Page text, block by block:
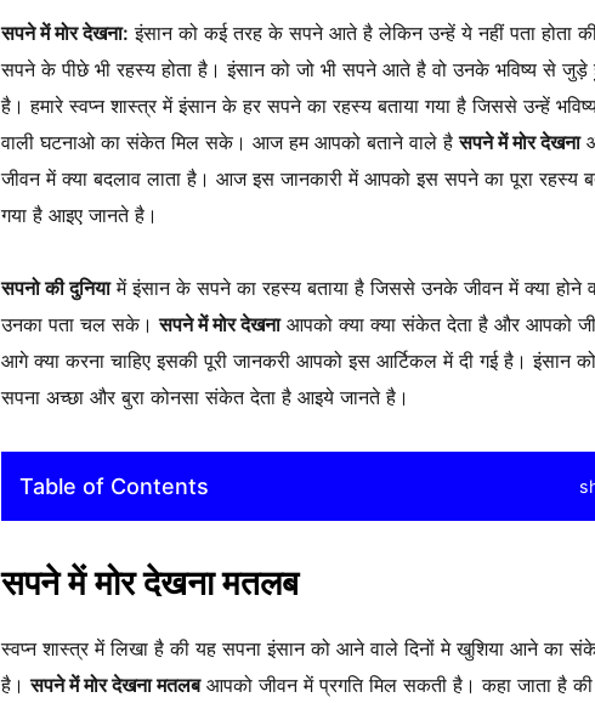
सपने में मोर देखना: इंसान को कई तरह के सपने आते है लेकिन उन्हें ये नहीं पता होता
सपने के पीछे भी रहस्य होता है। इंसान को जो भी सपने आते है वो उनके भविष्य से जुड़े
है। हमारे स्वप्न शास्त्र में इंसान के हर सपने का रहस्य बताया गया है जिससे उन्हें
वाली घटनाओ का संकेत मिल सके। आज हम आपको बताने वाले हैसपने में मोर देखना
जीवन में क्या बदलाव लाता है। आज इस जानकारी में आपको इस सपने का पूरा रहस्य
गया है आइए जानते है।
सपनो की दुनियामें इंसान के सपने का रहस्य बताया है जिससे उनके जीवन में क्या होने
उनका पता चल सके।सपने में मोर देखनाआपको क्या क्या संकेत देता है और आपको
आगे क्या करना चाहिए इसकी पूरी जानकरी आपको इस आर्टिकल में दी गई है। इंसान
सपना अच्छा और बुरा कोनसा संकेत देता है आइये जानते है।
Table of Contents
सपने में मोर देखना मतलब
स्वप्न शास्त्र में लिखा है की यह सपना इंसान को आने वाले दिनों मे खुशिया आने का
है।सपने में मोर देखना मतलबआपको जीवन में प्रगति मिल सकती है। कहा जाता है